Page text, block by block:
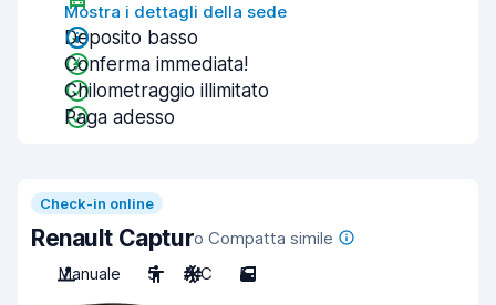
Mostra i dettagli della sede
Deposito basso
Conferma immediata!
Chilometraggio illimitato
Paga adesso
Check-in online
Renault Capturo Compatta simile
Manuale
5 A/C 5